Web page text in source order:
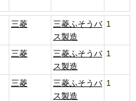
三菱
三菱ふそうバ
ス製造
1
三菱
三菱ふそうバ
ス製造
1
三菱
三菱ふそうバ
ス製造
1